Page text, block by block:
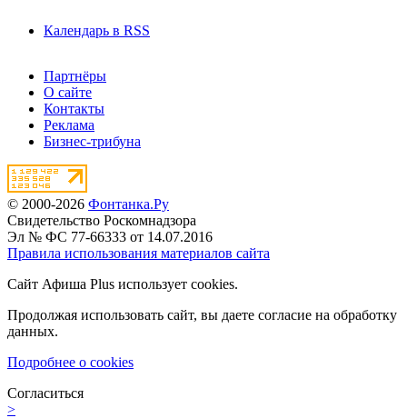
Календарь в RSS
Партнёры
О сайте
Контакты
Реклама
Бизнес-трибуна
© 2000-2026 Фонтанка.Ру
Свидетельство Роскомнадзора
Эл № ФС 77-66333 от 14.07.2016
Правила использования материалов сайта
Сайт Афиша Plus использует cookies.
Продолжая использовать сайт, вы даете согласие на обработку
данных.
Подробнее о cookies
Согласиться
>